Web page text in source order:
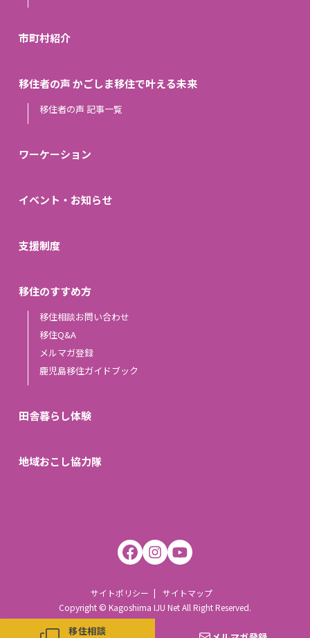
移住相談
市町村紹介
移住者の声 かごしま移住で叶える未来
移住者の声 記事一覧
ワーケーション
イベント・お知らせ
支援制度
移住のすすめ方
移住相談お問い合わせ
移住Q&A
メルマガ登録
鹿児島移住ガイドブック
田舎暮らし体験
地域おこし協力隊
サイトポリシー
サイトマップ
Copyright © Kagoshima IJU Net All Right Reserved.